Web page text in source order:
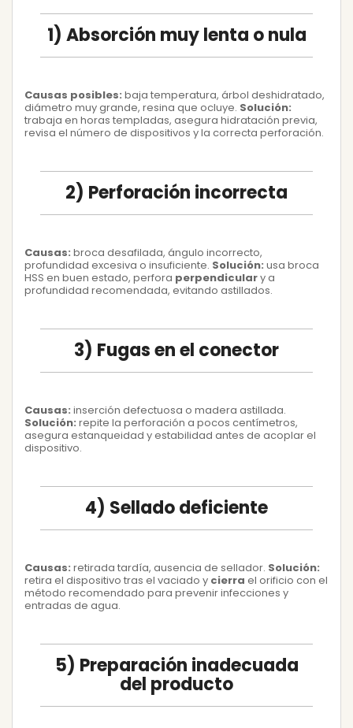
1) Absorción muy lenta o nula
Causas posibles: baja temperatura, árbol deshidratado,
diámetro muy grande, resina que ocluye. Solución:
trabaja en horas templadas, asegura hidratación previa,
revisa el número de dispositivos y la correcta perforación.
2) Perforación incorrecta
Causas: broca desafilada, ángulo incorrecto,
profundidad excesiva o insuficiente. Solución: usa broca
HSS en buen estado, perfora perpendiculary a
profundidad recomendada, evitando astillados.
3) Fugas en el conector
Causas: inserción defectuosa o madera astillada.
Solución: repite la perforación a pocos centímetros,
asegura estanqueidad y estabilidad antes de acoplar el
dispositivo.
4) Sellado deficiente
Causas: retirada tardía, ausencia de sellador. Solución:
retira el dispositivo tras el vaciado y cierra el orificio con el
método recomendado para prevenir infecciones y
entradas de agua.
5) Preparación inadecuada
del producto